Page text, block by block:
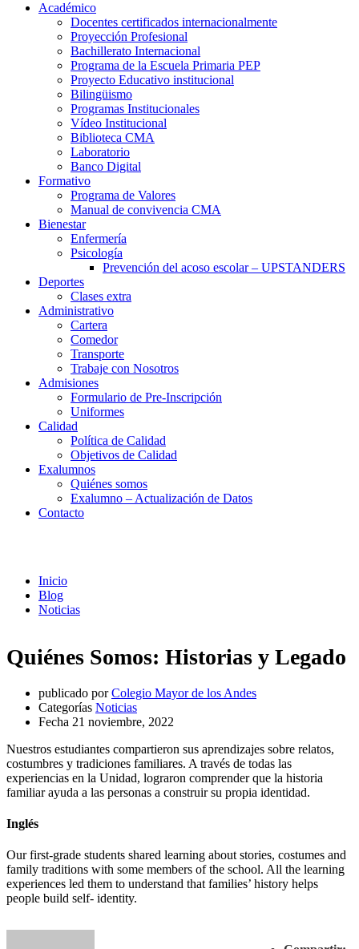
Académico
Docentes certificados internacionalmente
Proyección Profesional
Bachillerato Internacional
Programa de la Escuela Primaria PEP
Proyecto Educativo institucional
Bilingüismo
Programas Institucionales
Vídeo Institucional
Biblioteca CMA
Laboratorio
Banco Digital
Formativo
Programa de Valores
Manual de convivencia CMA
Bienestar
Enfermería
Psicología
Prevención del acoso escolar – UPSTANDERS
Deportes
Clases extra
Administrativo
Cartera
Comedor
Transporte
Trabaje con Nosotros
Admisiones
Formulario de Pre-Inscripción
Uniformes
Calidad
Política de Calidad
Objetivos de Calidad
Exalumnos
Quiénes somos
Exalumno – Actualización de Datos
Contacto
Inicio
Blog
Noticias
Quiénes Somos: Historias y Legado
publicado por Colegio Mayor de los Andes
Categorías Noticias
Fecha 21 noviembre, 2022
Nuestros estudiantes compartieron sus aprendizajes sobre relatos,
costumbres y tradiciones familiares. A través de todas las
experiencias en la Unidad, lograron comprender que la historia
familiar ayuda a las personas a construir su propia identidad.
Inglés
Our first-grade students shared learning about stories, costumes and
family traditions with some members of the school. All the learning
experiences led them to understand that families’ history helps
people build self- identity.